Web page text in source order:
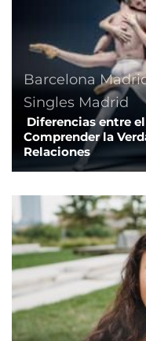
Barcelona
Singles Madrid
Diferencias entre
Comprender la
Relaciones